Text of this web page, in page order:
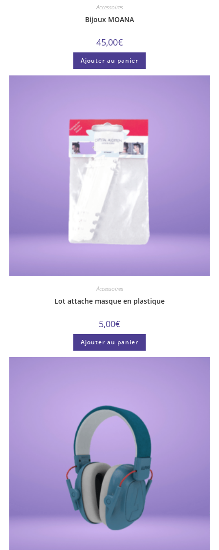
Accessoires
Bijoux MOANA
45,00€
Ajouter au panier
Accessoires
Lot attache masque en plastique
5,00€
Ajouter au panier